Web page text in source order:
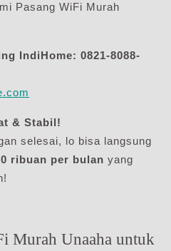
Pasang WiFi Murah
IndiHome: 0821-8088-
& Stabil!
selesai, lo bisa langsung
ribuan per bulan yang
Murah Unaaha untuk